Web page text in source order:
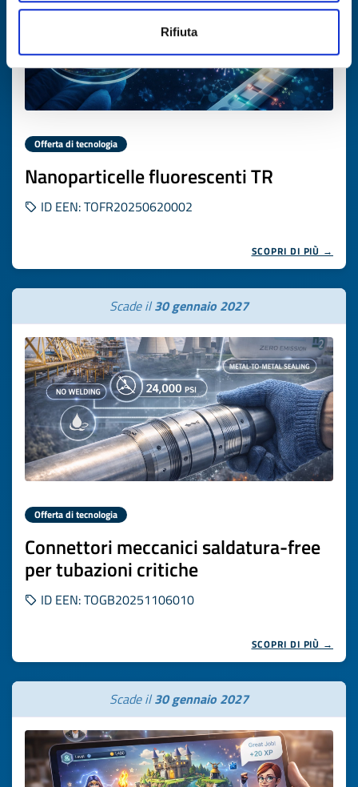
Rifiuta
Offerta di tecnologia
Nanoparticelle fluorescenti TR
ID EEN: TOFR20250620002
SCOPRI DI PIÙ →
Scade il30 gennaio 2027
Offerta di tecnologia
Connettori meccanici saldatura-free
per tubazioni critiche
ID EEN: TOGB20251106010
SCOPRI DI PIÙ →
Scade il30 gennaio 2027